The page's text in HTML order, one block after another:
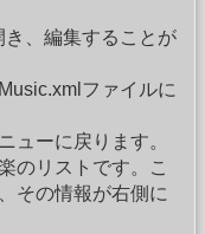
、編集することが
ファイルに
ューに戻ります。
のリストです。こ
その情報が右側に